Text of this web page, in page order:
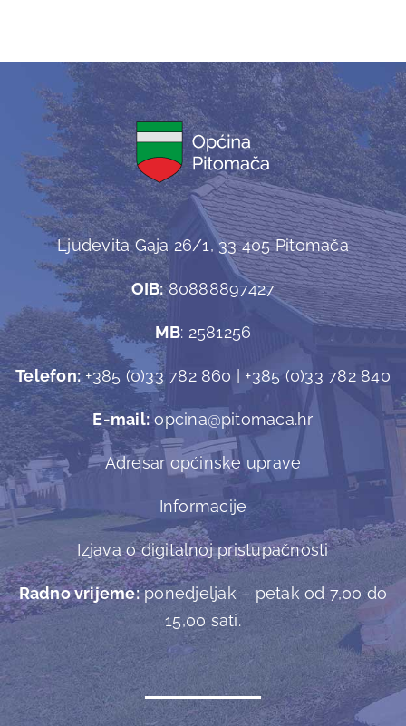
Ljudevita Gaja 26/1, 33 405 Pitomača
OIB:80888897427
MB: 2581256
Telefon:+385 (0)33 782 860 | +385 (0)33 782 840
E-mail:opcina@pitomaca.hr
Adresar općinske uprave
Informacije
Izjava o digitalnoj pristupačnosti
Radno vrijeme:ponedjeljak – petak od 7,00 do
15,00 sati.